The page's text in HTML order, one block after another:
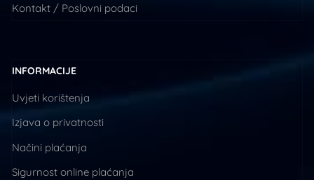
Kontakt / Poslovni podaci
INFORMACIJE
Uvjeti korištenja
Izjava o privatnosti
Načini plaćanja
Sigurnost online plaćanja